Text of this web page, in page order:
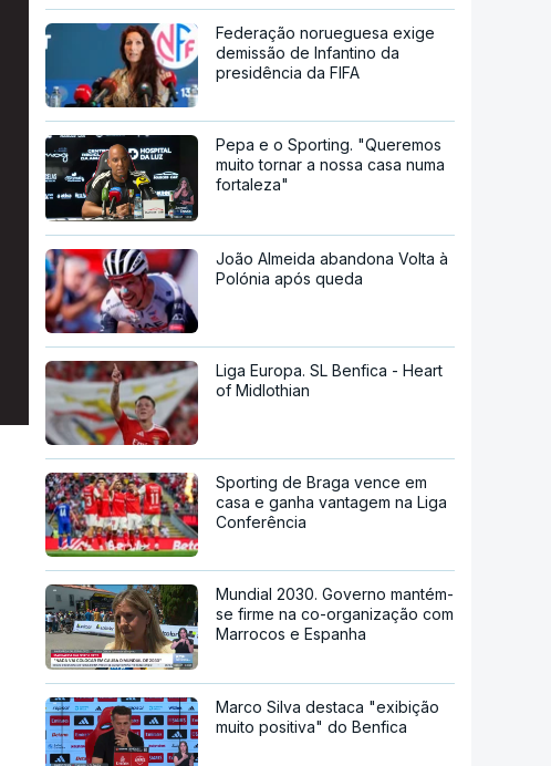
Federação norueguesa exige
demissão de Infantino da
presidência da FIFA
Pepa e o Sporting. "Queremos
muito tornar a nossa casa numa
fortaleza"
João Almeida abandona Volta à
Polónia após queda
Liga Europa. SL Benfica - Heart
of Midlothian
Sporting de Braga vence em
casa e ganha vantagem na Liga
Conferência
Mundial 2030. Governo mantém-
se firme na co-organização com
Marrocos e Espanha
Marco Silva destaca "exibição
muito positiva" do Benfica